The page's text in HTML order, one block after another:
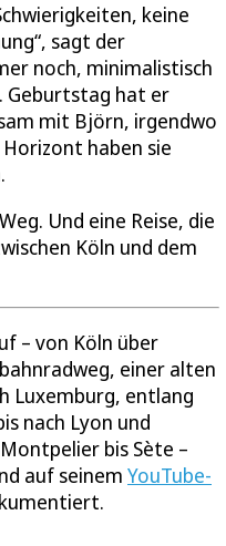
keine
sagt der
noch, minimalistisch
Geburtstag hat er
mit Björn, irgendwo
haben sie
Und eine Reise, die
Köln und dem
– von Köln über
einer alten
Luxemburg, entlang
nach Lyon und
bis Sète –
auf seinem YouTube-